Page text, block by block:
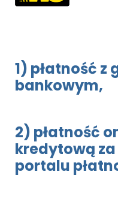
1) płatność z
bankowym,
2) płatność
kredytową
portalu